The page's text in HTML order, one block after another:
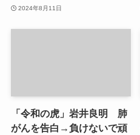
2024年8月11日
「令和の虎」岩井良明 肺
がんを告白→負けないで頑